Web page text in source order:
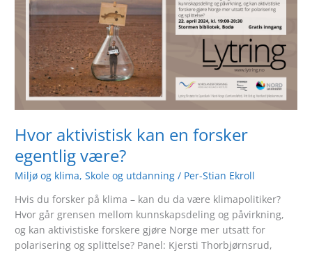
Hvor aktivistisk kan en forsker
egentlig være?
Miljø og klima,Skole og utdanning / Per-Stian Ekroll
Hvis du forsker på klima – kan du da være klimapolitiker?
Hvor går grensen mellom kunnskapsdeling og påvirkning,
og kan aktivistiske forskere gjøre Norge mer utsatt for
polarisering og splittelse? Panel: Kjersti Thorbjørnsrud,
forsker
egentlig
være?